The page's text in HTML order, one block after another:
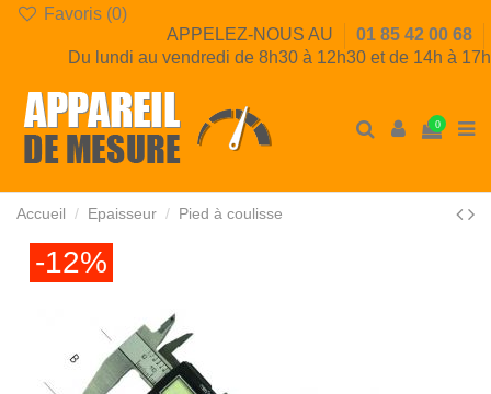
Favoris (0)
APPELEZ-NOUS AU
01 85 42 00 68
Du lundi au vendredi de 8h30 à 12h30 et de 14h à 17h
0
Accueil Epaisseur Pied à coulisse
-12%